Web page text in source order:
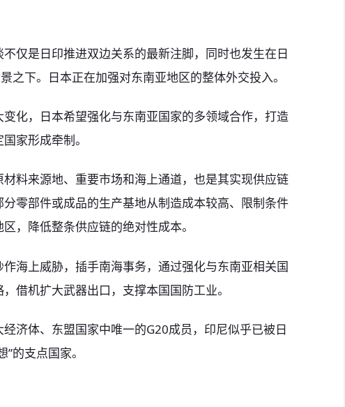
仅是日印推进双边关系的最新注脚，同时也发生在日
之下。日本正在加强对东南亚地区的整体外交投入。
化，日本希望强化与东南亚国家的多领域合作，打造
家形成牵制。
料来源地、重要市场和海上通道，也是其实现供应链
零部件或成品的生产基地从制造成本较高、限制条件
，降低整条供应链的绝对性成本。
海上威胁，插手南海事务，通过强化与东南亚相关国
借机扩大武器出口，支撑本国国防工业。
经济体、东盟国家中唯一的G20成员，印尼似乎已被日
的支点国家。